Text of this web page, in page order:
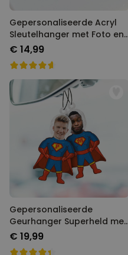
Gepersonaliseerde Acryl
Sleutelhanger met Foto en
Songtitel
€ 14,99
Gepersonaliseerde
Geurhanger Superheld met
Gezicht set van 2
€ 19,99